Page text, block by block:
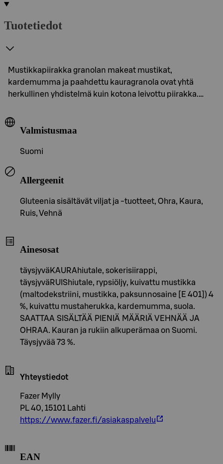
Tuotetiedot
Mustikkapiirakka granolan makeat mustikat,
kardemumma ja paahdettu kauragranola ovat yhtä
herkullinen yhdistelmä kuin kotona leivottu piirakka.…
Valmistusmaa
Suomi
Allergeenit
Gluteenia sisältävät viljat ja -tuotteet, Ohra, Kaura,
Ruis, Vehnä
Ainesosat
täysjyväKAURAhiutale, sokerisiirappi,
täysjyväRUIShiutale, rypsiöljy, kuivattu mustikka
(maltodekstriini, mustikka, paksunnosaine [E 401]) 4
%, kuivattu mustaherukka, kardemumma, suola.
SAATTAA SISÄLTÄÄ PIENIÄ MÄÄRIÄ VEHNÄÄ JA
OHRAA. Kauran ja rukiin alkuperämaa on Suomi.
Täysjyvää 73 %.
Yhteystiedot
Fazer Mylly
PL 40, 15101 Lahti
https://www.fazer.fi/asiakaspalvelu
EAN